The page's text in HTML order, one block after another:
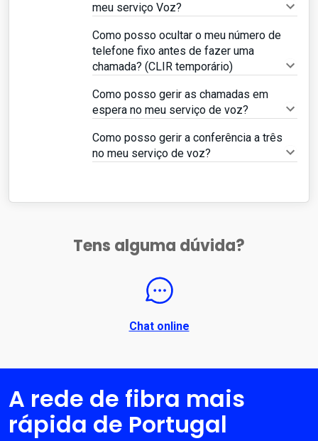
meu serviço Voz?
Como posso ocultar o meu número de
telefone fixo antes de fazer uma
chamada? (CLIR temporário)
Como posso gerir as chamadas em
espera no meu serviço de voz?
Como posso gerir a conferência a três
no meu serviço de voz?
Tens alguma dúvida?
Chat online
A rede de fibra mais
rápida de Portugal